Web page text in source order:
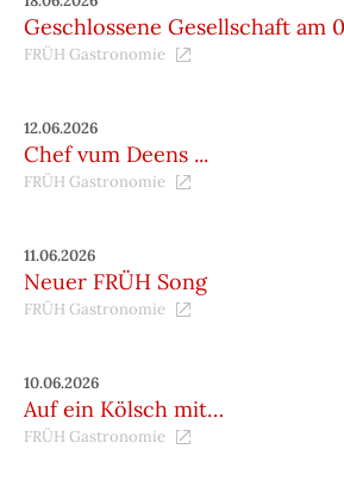
Geschlossene Gesellschaft am
FRÜH Gastronomie
12.06.2026
Chef vum Deens ...
FRÜH Gastronomie
11.06.2026
Neuer FRÜH Song
FRÜH Gastronomie
10.06.2026
Auf ein Kölsch mit…
FRÜH Gastronomie